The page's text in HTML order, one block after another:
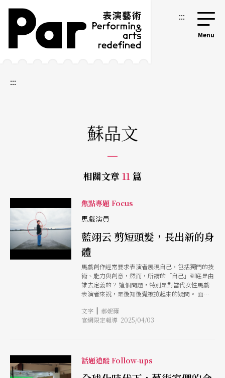
跳到主要內容區塊
網站導覽 :::
:::
蘇品文
相關文章 11 篇
焦點專題 Focus
馬戲演員
藍翊云 剪短頭髮，長出新的身
體
馬戲創作經常要求表演者展現自己，包括獨門的技
術、能力與創意，然而，所謂的「自己」到底是由
誰去定義的？ 這個問題，特別是對當代女性馬戲
表演者來說，是後知後覺被撿起來的疑問。 面對
說 ：「我從10歲開始在戲曲學院唸書，要被分配
到什麼領域，通常都是由老師決定的，而女性又經
為女的姿態甚至還沒有討論到作為一個「人」，就
直接跨度到「女」。必須強調長髮、強調婀娜的身
體，還有柔軟的曲線。 正因如此，藍翊云在今年
文字 | 郝妮爾
官網限定報導 2025/04/03
話題追蹤 Follow-ups